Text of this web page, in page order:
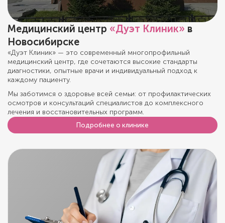
Медицинский центр «Дуэт Клиник» в
Новосибирске
«Дуэт Клиник» — это современный многопрофильный
медицинский центр, где сочетаются высокие стандарты
диагностики, опытные врачи и индивидуальный подход к
каждому пациенту.
Мы заботимся о здоровье всей семьи: от профилактических
осмотров и консультаций специалистов до комплексного
лечения и восстановительных программ.
Подробнее о клинике